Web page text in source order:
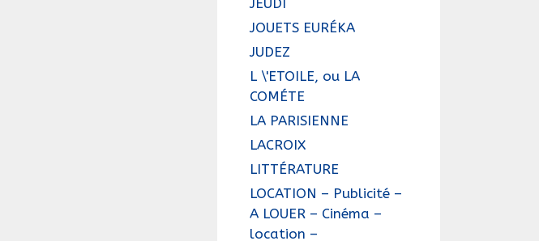
JEUDI
JOUETS EURÉKA
JUDEZ
L \'ETOILE, ou LA
COMÉTE
LA PARISIENNE
LACROIX
LITTÉRATURE
LOCATION – Publicité –
A LOUER – Cinéma –
location –